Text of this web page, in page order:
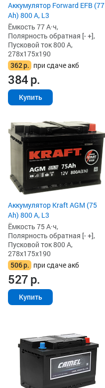
Аккумулятор Forward EFB (77
Ah) 800 А, L3
Ёмкость 77 А·ч,
Полярность обратная [- +],
Пусковой ток 800 А,
278x175x190
362р. при сдаче акб
384р.
Купить
Аккумулятор Kraft AGM (75
Ah) 800 А, L3
Ёмкость 75 А·ч,
Полярность обратная [- +],
Пусковой ток 800 А,
278x175x190
506р. при сдаче акб
527р.
Купить